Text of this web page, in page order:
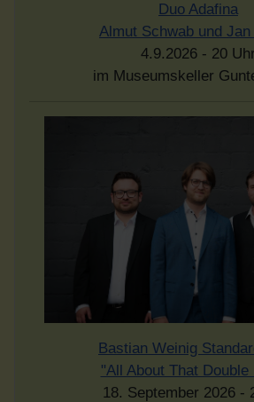
Duo Adafina
Almut Schwab und Jan
4.9.2026 - 20 Uhr
im Museumskeller
Bastian Weinig
"All About That Double
18. September 2026 -